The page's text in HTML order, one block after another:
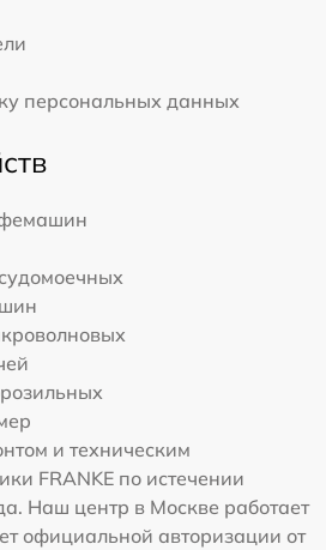
персональных данных
и техническим
FRANKE по истечении
Наш центр в Москве работает
официальной авторизации от